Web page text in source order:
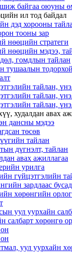
байгаа оюуны
ил тод байдал
дэд хорооны
тооны зар
нөөцийн стратеги
нөөцийн мэдээ,
гомдлын тайлан
тушаалын
тайлан,
тайлан,
тайлан,
худалдан авах
дансны мэдээ
төсөв
тайлан
дүгнэлт, тайлан
авах ажиллагаа
урилга
гүйцэтгэлийн
зардлаас
хөрөнгийн
уул уурхайн
салбарт хөрөнгө
уул уурхайн